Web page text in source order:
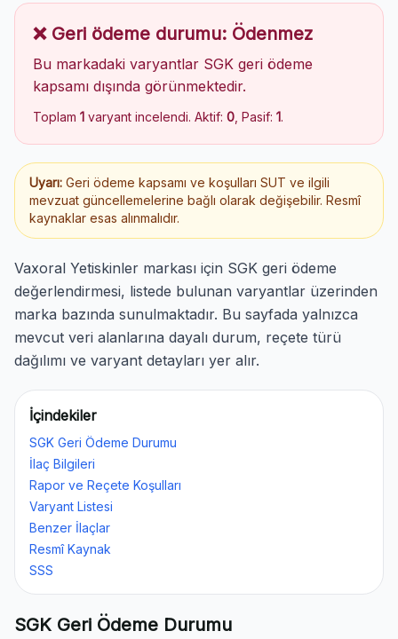
❌ Geri ödeme durumu: Ödenmez
Bu markadaki varyantlar SGK geri ödeme
kapsamı dışında görünmektedir.
Toplam 1 varyant incelendi. Aktif: 0 , Pasif: 1.
Uyarı: Geri ödeme kapsamı ve koşulları SUT ve ilgili
mevzuat güncellemelerine bağlı olarak değişebilir. Resmî
kaynaklar esas alınmalıdır.
Vaxoral Yetiskinler markası için SGK geri ödeme
değerlendirmesi, listede bulunan varyantlar üzerinden
marka bazında sunulmaktadır. Bu sayfada yalnızca
mevcut veri alanlarına dayalı durum, reçete türü
dağılımı ve varyant detayları yer alır.
İçindekiler
SGK Geri Ödeme Durumu
İlaç Bilgileri
Rapor ve Reçete Koşulları
Varyant Listesi
Benzer İlaçlar
Resmî Kaynak
SSS
SGK Geri Ödeme Durumu